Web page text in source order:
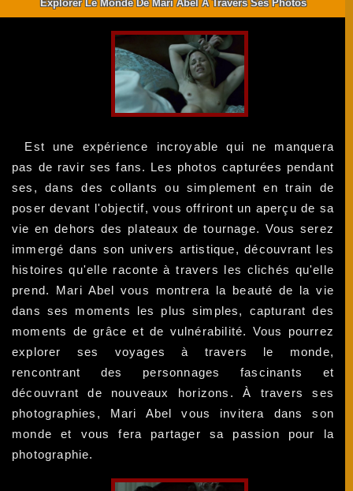
Explorer Le Monde De Mari Abel À Travers Ses Photos
Est une expérience incroyable qui ne manquera
pas de ravir ses fans. Les photos capturées pendant
ses, dans des collants ou simplement en train de
poser devant l'objectif, vous offriront un aperçu de sa
vie en dehors des plateaux de tournage. Vous serez
immergé dans son univers artistique, découvrant les
histoires qu'elle raconte à travers les clichés qu'elle
prend. Mari Abel vous montrera la beauté de la vie
dans ses moments les plus simples, capturant des
moments de grâce et de vulnérabilité. Vous pourrez
explorer ses voyages à travers le monde,
rencontrant des personnages fascinants et
découvrant de nouveaux horizons. À travers ses
photographies, Mari Abel vous invitera dans son
monde et vous fera partager sa passion pour la
photographie.